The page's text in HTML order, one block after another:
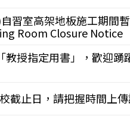
習室高架地板施工期間
Room Closure Notice
教授指定用書」，歡迎踴
截止日，請把握時間上